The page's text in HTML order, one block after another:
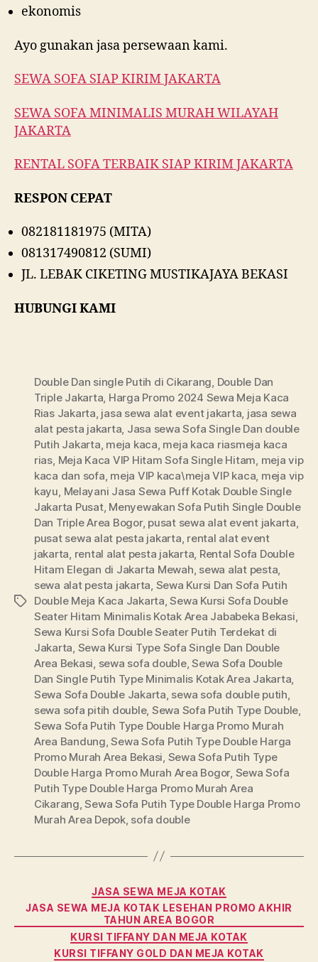
ekonomis
Ayo gunakan jasa persewaan kami.
SEWA SOFA SIAP KIRIM JAKARTA
SEWA SOFA MINIMALIS MURAH WILAYAH
JAKARTA
RENTAL SOFA TERBAIK SIAP KIRIM JAKARTA
RESPON CEPAT
082181181975 (MITA)
081317490812 (SUMI)
JL. LEBAK CIKETING MUSTIKAJAYA BEKASI
HUBUNGI KAMI
Tags
Double Dan single Putih di Cikarang Double Dan
Triple Jakarta Harga Promo 2024 Sewa Meja Kaca
Rias Jakarta jasa sewa alat event jakarta jasa sewa
alat pesta jakarta Jasa sewa Sofa Single Dan double
Putih Jakarta meja kaca meja kaca riasmeja kaca
rias Meja Kaca VIP Hitam Sofa Single Hitam meja vip
kaca dan sofa meja VIP kaca\meja VIP kaca meja vip
kayu Melayani Jasa Sewa Puff Kotak Double Single
Jakarta Pusat, Menyewakan Sofa Putih Single Double
Dan Triple Area Bogor, pusat sewa alat event jakarta
pusat sewa alat pesta jakarta rental alat event
jakarta rental alat pesta jakarta Rental Sofa Double
Hitam Elegan di Jakarta Mewah sewa alat pesta
sewa alat pesta jakarta Sewa Kursi Dan Sofa Putih
Double Meja Kaca Jakarta ,Sewa Kursi Sofa Double
Seater Hitam Minimalis Kotak Area Jababeka Bekasi
Sewa Kursi Sofa Double Seater Putih Terdekat di
Jakarta Sewa Kursi Type Sofa Single Dan Double
Area Bekasi sewa sofa double,Sewa Sofa Double
Dan Single Putih Type Minimalis Kotak Area Jakarta
Sewa Sofa Double Jakarta sewa sofa double putih
sewa sofa pitih double, Sewa Sofa Putih Type Double
Sewa Sofa Putih Type Double Harga Promo Murah
Area Bandung ,Sewa Sofa Putih Type Double Harga
Promo Murah Area Bekasi Sewa Sofa Putih Type
Double Harga Promo Murah Area Bogor, Sewa Sofa
Putih Type Double Harga Promo Murah Area
Cikarang ,Sewa Sofa Putih Type Double Harga Promo
Murah Area Depok, sofa double
Categories
JASA SEWA MEJA KOTAK
JASA SEWA MEJA KOTAK LESEHAN PROMO AKHIR
TAHUN AREA BOGOR
KURSI TIFFANY DAN MEJA KOTAK
KURSI TIFFANY GOLD DAN MEJA KOTAK